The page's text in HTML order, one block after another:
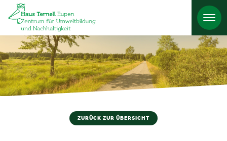
ZURÜCK ZUR ÜBERSICHT